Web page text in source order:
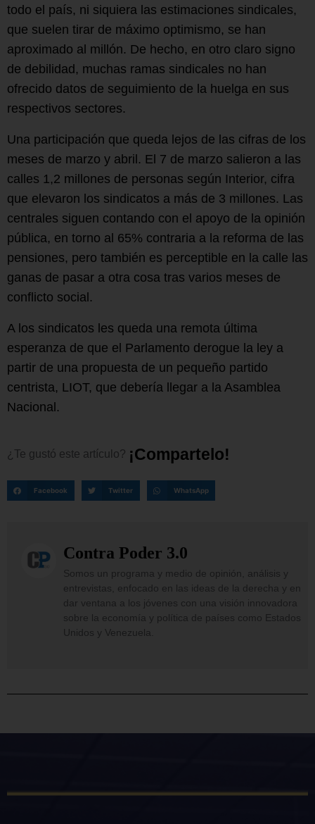
todo el país, ni siquiera las estimaciones sindicales,
que suelen tirar de máximo optimismo, se han
aproximado al millón. De hecho, en otro claro signo
de debilidad, muchas ramas sindicales no han
ofrecido datos de seguimiento de la huelga en sus
respectivos sectores.
Una participación que queda lejos de las cifras de los
meses de marzo y abril. El 7 de marzo salieron a las
calles 1,2 millones de personas según Interior, cifra
que elevaron los sindicatos a más de 3 millones. Las
centrales siguen contando con el apoyo de la opinión
pública, en torno al 65% contraria a la reforma de las
pensiones, pero también es perceptible en la calle las
ganas de pasar a otra cosa tras varios meses de
conflicto social.
A los sindicatos les queda una remota última
esperanza de que el Parlamento derogue la ley a
partir de una propuesta de un pequeño partido
centrista, LIOT, que debería llegar a la Asamblea
Nacional.
¿Te gustó este artículo? ¡Compartelo!
Facebook Twitter WhatsApp
Contra Poder 3.0
Somos un programa y medio de opinión, análisis y
entrevistas, enfocado en las ideas de la derecha y en
dar ventana a los jóvenes con una visión innovadora
sobre la economía y política de países como Estados
Unidos y Venezuela.